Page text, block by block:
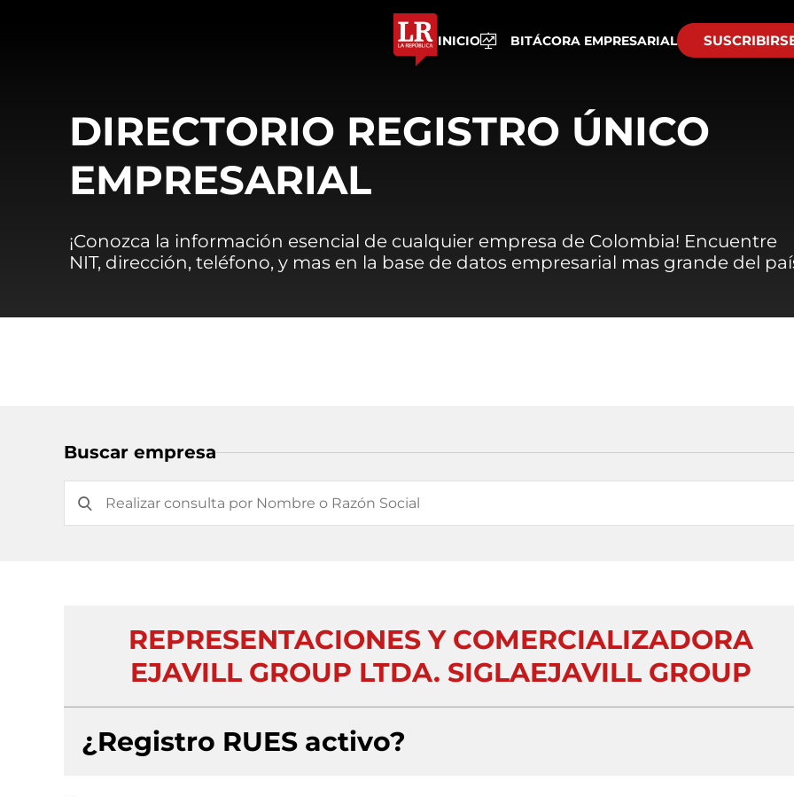
INICIO BITÁCORA EMPRESARIAL
DIRECTORIO REGISTRO ÚNICO
EMPRESARIAL
¡Conozca la información esencial de cualquier empresa de Colombia! Encuentre
NIT, dirección, teléfono, y mas en la base de datos empresarial mas grande del
Buscar empresa
REPRESENTACIONES Y COMERCIALIZADORA
EJAVILL GROUP LTDA. SIGLAEJAVILL GROUP
¿Registro RUES activo?